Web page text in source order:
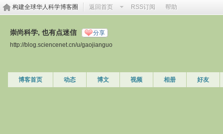
构建全球华人科学博客圈 返回首页 RSS订阅 帮助
崇尚科学, 也有点迷信 分享
http://blog.sciencenet.cn/u/gaojianguo
博客首页 动态 博文 视频 相册 好友